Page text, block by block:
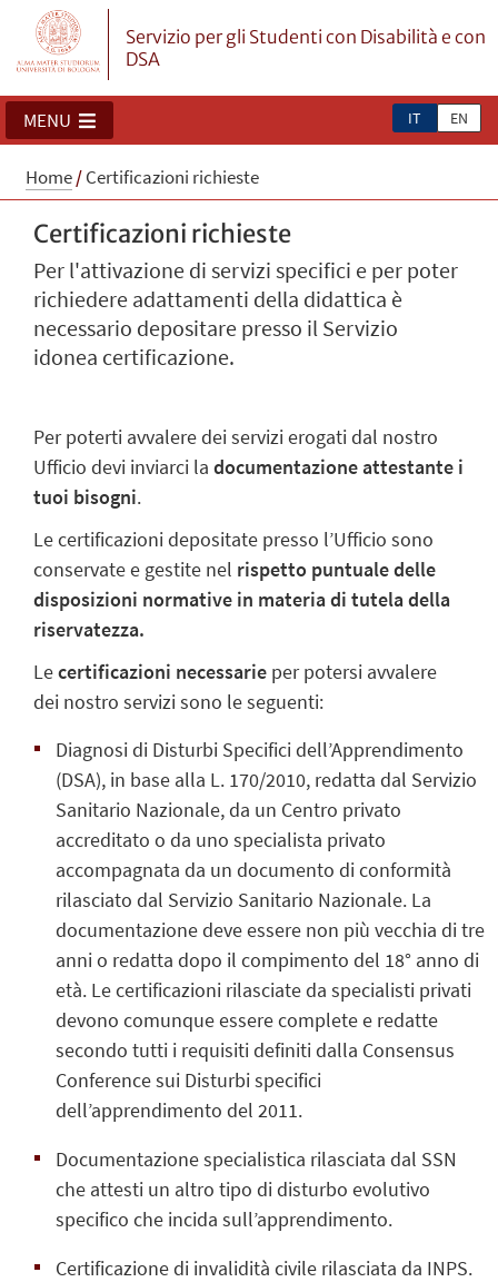
Servizio per gli Studenti con Disabilità e con
DSA
IT EN
MENU
Home/Certificazioni richieste
Certificazioni richieste
Per l'attivazione di servizi specifici e per poter
richiedere adattamenti della didattica è
necessario depositare presso il Servizio
idonea certificazione.
Per poterti avvalere dei servizi erogati dal nostro
Ufficio devi inviarci la documentazione attestante i
tuoi bisogni.
Le certificazioni depositate presso l’Ufficio sono
conservate e gestite nel rispetto puntuale delle
disposizioni normative in materia di tutela della
riservatezza.
Lecertificazioni necessarie per potersi avvalere
dei nostro servizi sono le seguenti:
Diagnosi di Disturbi Specifici dell’Apprendimento
(DSA), in base alla L. 170/2010, redatta dal Servizio
Sanitario Nazionale, da un Centro privato
accreditato o da uno specialista privato
accompagnata da un documento di conformità
rilasciato dal Servizio Sanitario Nazionale. La
documentazione deve essere non più vecchia di tre
anni o redatta dopo il compimento del 18° anno di
età. Le certificazioni rilasciate da specialisti privati
devono comunque essere complete e redatte
secondo tutti i requisiti definiti dalla Consensus
Conference sui Disturbi specifici
dell’apprendimento del 2011.
Documentazionespecialistica rilasciata dal SSN
che attesti un altro tipo di disturbo evolutivo
specifico che incida sull’apprendimento.
Certificazione di invalidità civile rilasciata da INPS.